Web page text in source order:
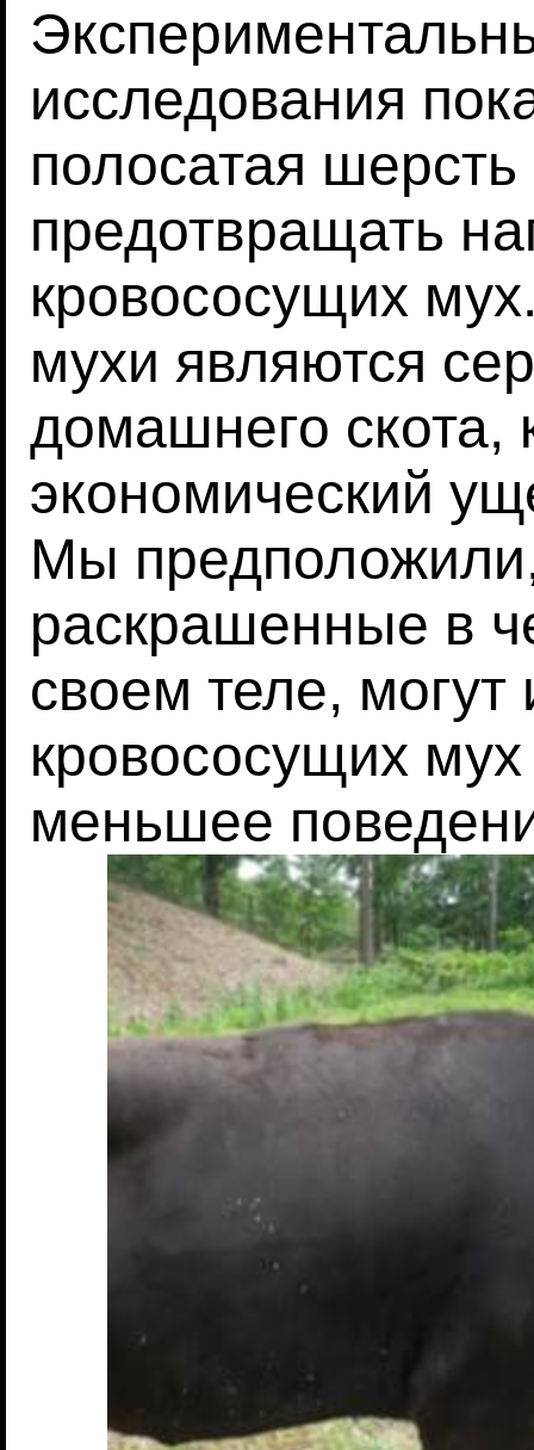
исследования
полосатая
предотвращать
кровососущих
мухи являются
домашнего скота,
экономический
Мы
раскрашенные в
своем теле, могут
кровососущих
меньшее